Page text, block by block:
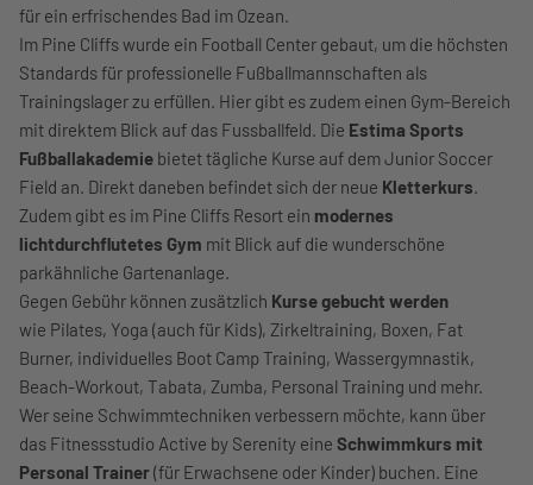
für ein erfrischendes Bad im Ozean.
Im Pine Cliffs wurde ein Football Center gebaut, um die höchsten
Standards für professionelle Fußballmannschaften als
Trainingslager zu erfüllen. Hier gibt es zudem einen Gym-Bereich
mit direktem Blick auf das Fussballfeld. Die Estima Sports
Fußballakademie bietet tägliche Kurse auf dem Junior Soccer
Field an. Direkt daneben befindet sich der neue Kletterkurs.
Zudem gibt es im Pine Cliffs Resort ein modernes
lichtdurchflutetes Gym mit Blick auf die wunderschöne
parkähnliche Gartenanlage.
Gegen Gebühr können zusätzlich Kurse gebucht werden
wie Pilates, Yoga (auch für Kids), Zirkeltraining, Boxen, Fat
Burner, individuelles Boot Camp Training, Wassergymnastik,
Beach-Workout, Tabata, Zumba, Personal Training und mehr.
Wer seine Schwimmtechniken verbessern möchte, kann über
das Fitnessstudio Active by Serenity eine Schwimmkurs mit
Personal Trainer(für Erwachsene oder Kinder) buchen. Eine